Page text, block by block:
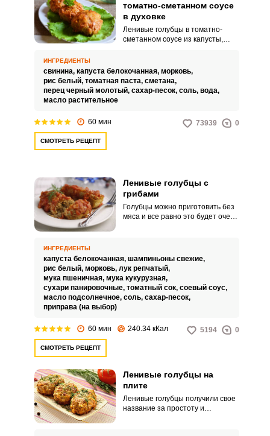
томатно-сметанном соусе
в духовке
Ленивые голубцы в томатно-
сметанном соусе из капусты,
поколений, идеальный рецепт.
Все чаще и чаще хозяйки
прибегают к «ленивым»
ИНГРЕДИЕНТЫ
свинина, капуста белокочанная, морковь,
рис белый, томатная паста, сметана,
перец черный молотый, сахар-песок, соль, вода,
масло растительное
60 мин 73939 0
СМОТРЕТЬ РЕЦЕПТ
Ленивые голубцы с
грибами
Голубцы можно приготовить без
мяса и все равно это будет очень
ИНГРЕДИЕНТЫ
капуста белокочанная, шампиньоны свежие,
рис белый, морковь, лук репчатый,
мука пшеничная, мука кукурузная,
сухари панировочные, томатный сок, соевый соус,
масло подсолнечное, соль, сахар-песок,
приправа (на выбор)
60 мин 240.34 кКал 5194 0
СМОТРЕТЬ РЕЦЕПТ
Ленивые голубцы на
плите
Ленивые голубцы получили свое
название за простоту и